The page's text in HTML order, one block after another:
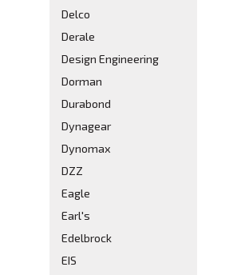
Delco
Derale
Design Engineering
Dorman
Durabond
Dynagear
Dynomax
DZZ
Eagle
Earl's
Edelbrock
EIS